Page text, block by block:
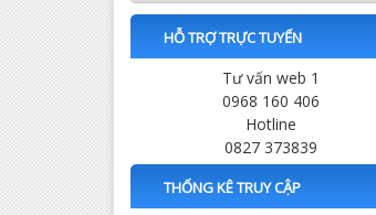
HỖ TRỢ TRỰC TUYẾN
Tư vấn web 1
0968 160 406
Hotline
0827 373839
THỐNG KÊ TRUY CẬP